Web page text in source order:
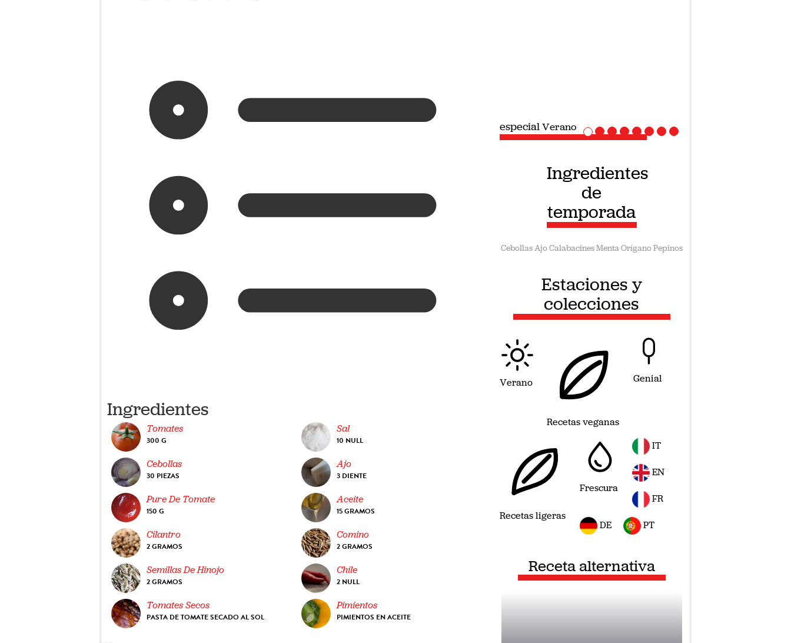
Ingredientes
Tomates
300 G
Sal
10 NULL
Cebollas
30 PIEZAS
Ajo
3 DIENTE
Pure De Tomate
150 G
Aceite
15 GRAMOS
Cilantro
2 GRAMOS
Comino
2 GRAMOS
Semillas De Hinojo
2 GRAMOS
Chile
2 NULL
Tomates Secos
PASTA DE TOMATE SECADO AL SOL
Pimientos
PIMIENTOS EN ACEITE
especial especialRecetas veganas
Ingredientes
de
temporada
CebollasAjoCalabacinesMentaOríganoPepinos
Estaciones y
colecciones
Verano
Recetas veganas
Genial
Recetas ligeras
Frescura
IT
EN
FR
DE PT
Receta alternativa